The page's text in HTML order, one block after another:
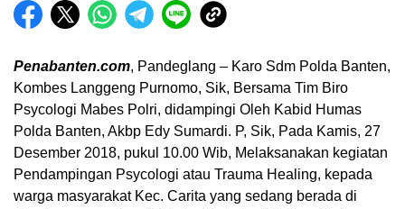
Penabanten.com, Pandeglang – Karo Sdm Polda Banten,
Kombes Langgeng Purnomo, Sik, Bersama Tim Biro
Psycologi Mabes Polri, didampingi Oleh Kabid Humas
Polda Banten, Akbp Edy Sumardi. P, Sik, Pada Kamis, 27
Desember 2018, pukul 10.00 Wib, Melaksanakan kegiatan
Pendampingan Psycologi atau Trauma Healing, kepada
warga masyarakat Kec. Carita yang sedang berada di